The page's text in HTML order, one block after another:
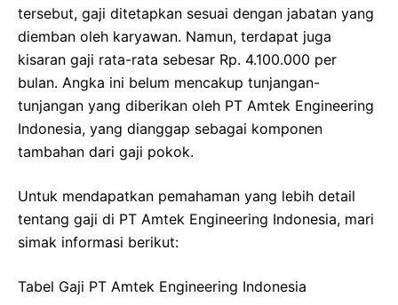
tersebut, gaji ditetapkan sesuai dengan jabatan yang
diemban oleh karyawan. Namun, terdapat juga
kisaran gaji rata-rata sebesar Rp. 4.100.000 per
bulan. Angka ini belum mencakup tunjangan-
tunjangan yang diberikan oleh PT Amtek Engineering
Indonesia, yang dianggap sebagai komponen
tambahan dari gaji pokok.
Untuk mendapatkan pemahaman yang lebih detail
tentang gaji di PT Amtek Engineering Indonesia, mari
simak informasi berikut:
Tabel Gaji PT Amtek Engineering Indonesia